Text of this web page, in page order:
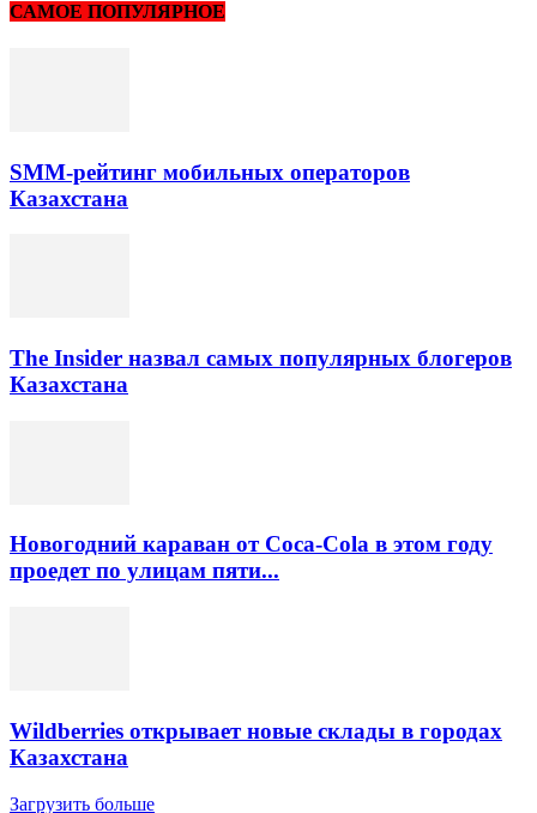
САМОЕ ПОПУЛЯРНОЕ
SMM-рейтинг мобильных операторов
Казахстана
The Insider назвал самых популярных блогеров
Казахстана
Новогодний караван от Coca-Cola в этом году
проедет по улицам пяти...
Wildberries открывает новые склады в городах
Казахстана
Загрузить больше